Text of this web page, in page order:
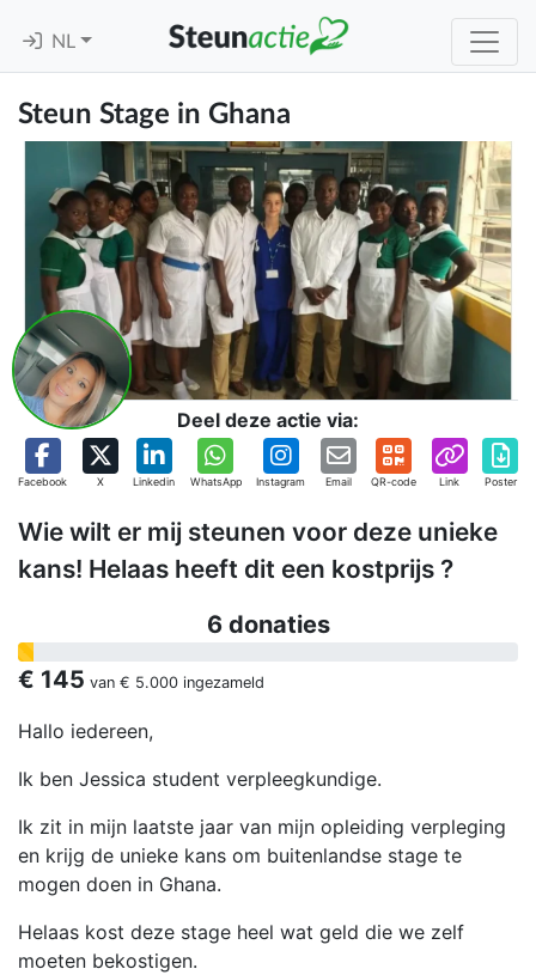
NL
Steun Stage in Ghana
Deel deze actie via:
Facebook X Linkedin WhatsApp Instagram Email QR-code Link Poster
Wie wilt er mij steunen voor deze unieke
kans! Helaas heeft dit een kostprijs ?
6 donaties
€ 145 van € 5.000 ingezameld
Hallo iedereen,
Ik ben Jessica student verpleegkundige.
Ik zit in mijn laatste jaar van mijn opleiding verpleging
en krijg de unieke kans om buitenlandse stage te
mogen doen in Ghana.
Helaas kost deze stage heel wat geld die we zelf
moeten bekostigen.